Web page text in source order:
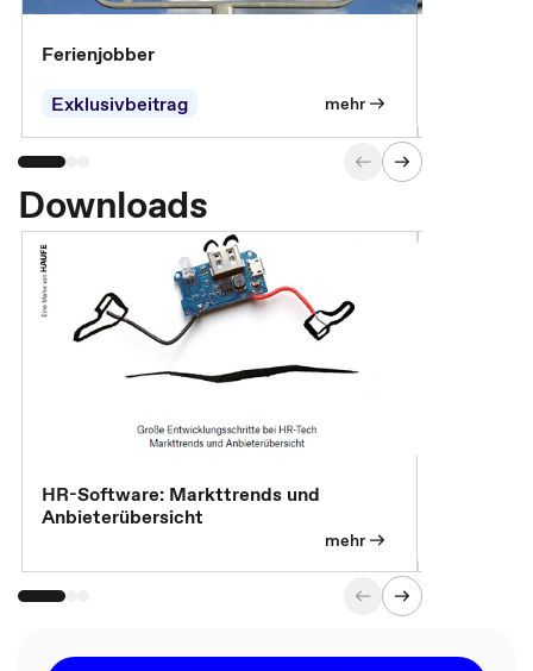
Ferienjobber
Exklusivbeitrag
mehr
Downloads
HR-Software: Markttrends und
Anbieterübersicht
mehr